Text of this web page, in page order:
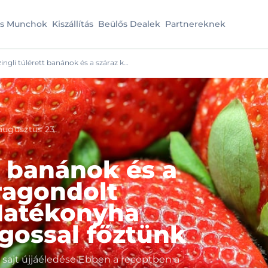
Munchok Kiszállítás Beülős Dealek Partnereknek
túlérett banánok és a száraz k…
23.
és a
főztünk
újjáéledése Ebben a receptben a